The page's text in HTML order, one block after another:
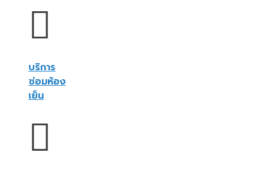
บริการ
ซ่อมห้อง
เย็น